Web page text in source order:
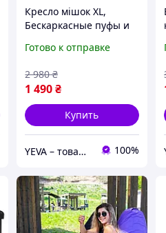
Кресло мішок XL,
Бескаркасные пуфы и
детское, Бескаркасная
Готово к отправке
1 490₴
2 980 ₴
Купить
YEVA – товары для отдыха и новогодний декор 100%